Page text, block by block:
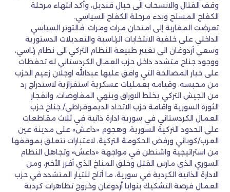
وقف القتال والانسحاب الى جبال قنديل، وأكد انتهاء مرحلة
الكفاح المسلح وبدء مرحلة الكفاح السياسي.
تعرضت المقاربة إلى امتحان مرات ومرات، فالتوتر السياسي
الداخلي على خلفية الانتخابات الرئاسية والتعديلات الدستورية
وسعي أردوغان الى تغيير طبيعة النظام التركي الى نظام رئاسي،
ووجود جناح متشدد داخل حزب العمال الكردستاني له تحفظات
على خيار المصالحة التي وافق عليها عبدالله اوجلان زعيم الحزب
من محبسه، وقيامه بعمليات عسكرية استفزازية لاستدراج رد
من الجيش التركي يخلط الاوراق وينهي المفاوضات، وانفجار
الثورة السورية واقامة حزب الاتحاد الديموقراطي/ جناح حزب
العمال الكردستاني في سورية ادارة ذاتية في ثلاث مقاطعات
على الحدود التركية السورية، وهجوم «داعش» على مدينة عين
العرب/كوباني ورفض الحكومة التركية، لاعتبارات تتعلق بموقفها
من استراتيجية واشنطن في مواجهة «داعش» وتجاهل النظام
السوري الذي مارس القتل وخلق المناخ الذي أفرز الأخير، ومن
الادارة الذاتية الكردية في سورية، ما أتاح للتيار المتشدد في حزب
العمال فرصة التشكيك بنوايا أردوغان وخروج تظاهرات كردية